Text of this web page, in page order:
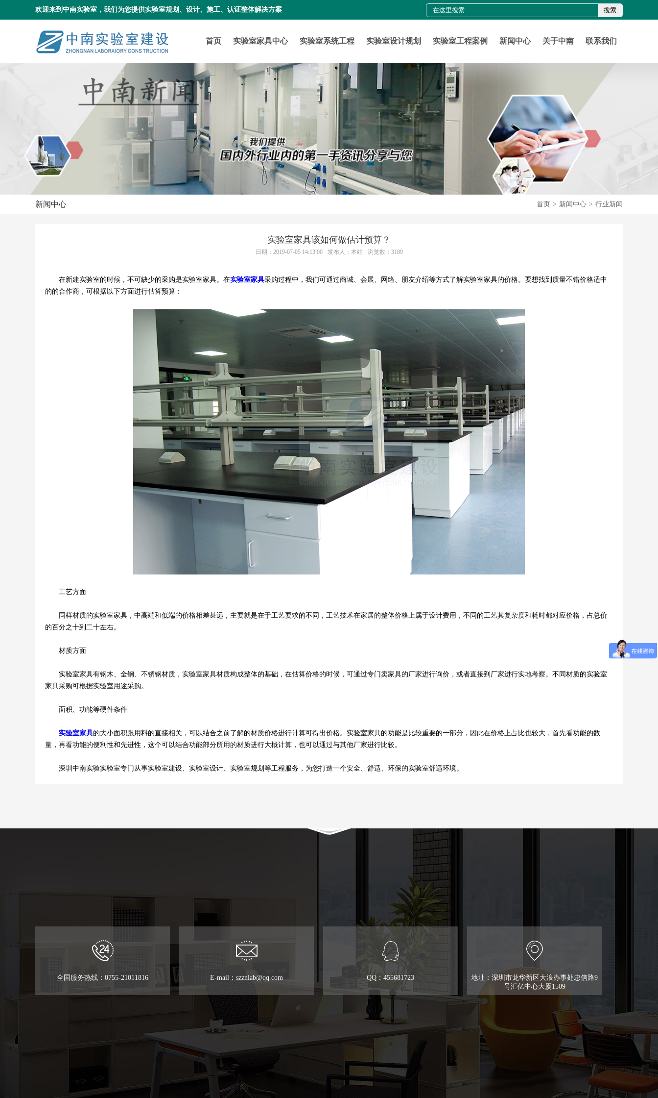
欢迎来到中南实验室，我们为您提供实验室规划、设计、施工、认证整体解决方案 搜索
首页 实验室家具中心 实验室系统工程 实验室设计规划 实验室工程案例 新闻中心 关于中南 联系我们
新闻中心 首页 > 新闻中心 > 行业新闻
实验室家具该如何做估计预算？
日期：2019-07-05 14:13:00 发布人：本站 浏览数：3189
在新建实验室的时候，不可缺少的采购是实验室家具。在实验室家具采购过程中，我们可通过商城、会展、网络、朋友介绍等方式了解实验室家具的价格。要想找到质量不错价格适中
的的合作商，可根据以下方面进行估算预算：
工艺方面
同样材质的实验室家具，中高端和低端的价格相差甚远，主要就是在于工艺要求的不同，工艺技术在家居的整体价格上属于设计费用，不同的工艺其复杂度和耗时都对应价格，占总价
的百分之十到二十左右。
材质方面
实验室家具有钢木、全钢、不锈钢材质，实验室家具材质构成整体的基础，在估算价格的时候，可通过专门卖家具的厂家进行询价，或者直接到厂家进行实地考察。不同材质的实验室
家具采购可根据实验室用途采购。
面积、功能等硬件条件
实验室家具的大小面积跟用料的直接相关，可以结合之前了解的材质价格进行计算可得出价格。实验室家具的功能是比较重要的一部分，因此在价格上占比也较大，首先看功能的数
量，再看功能的便利性和先进性，这个可以结合功能部分所用的材质进行大概计算，也可以通过与其他厂家进行比较。
深圳中南实验实验室专门从事实验室建设、实验室设计、实验室规划等工程服务，为您打造一个安全、舒适、环保的实验室舒适环境。
全国服务热线：0755-21011816 E-mail：szznlab@qq.com QQ：455681723
地址：深圳市龙华新区大浪办事处忠信路9
号汇亿中心大厦1509